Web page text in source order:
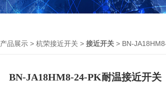
产品展示 > 杭荣接近开关 > 接近开关 > BN-
BN-JA18HM8-24-PK耐温接近开关